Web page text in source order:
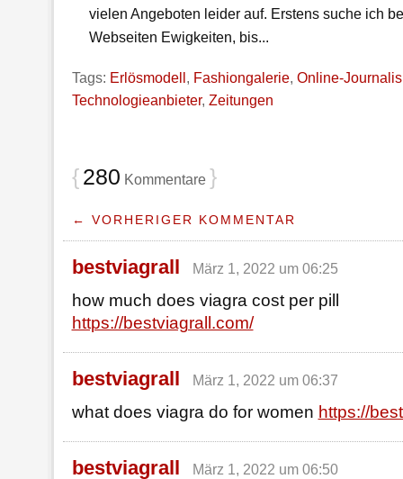
vielen Angeboten leider auf. Erstens suche ich
Webseiten Ewigkeiten, bis...
Tags: Erlösmodell , Fashiongalerie, Online-
Technologieanbieter, Zeitungen
{280 Kommentare }
← VORHERIGER KOMMENTAR
bestviagrall März 1, 2022 um 06:25
how much does viagra cost per pill
https://bestviagrall.com/
bestviagrall März 1, 2022 um 06:37
what does viagra do for women https://
bestviagrall März 1, 2022 um 06:50